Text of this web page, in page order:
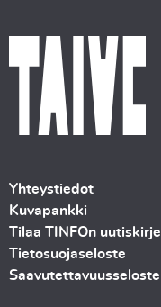
Yhteystiedot
Kuvapankki
Tilaa TINFOn uutiskirje
Tietosuojaseloste
Saavutettavuusseloste